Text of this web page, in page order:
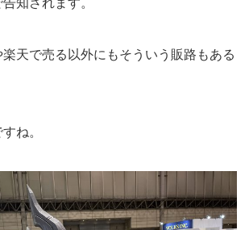
知されます。
天で売る以外にもそういう販路もある
ね。